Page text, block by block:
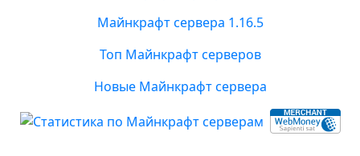
Майнкрафт сервера 1.16.5
Топ Майнкрафт серверов
Новые Майнкрафт сервера